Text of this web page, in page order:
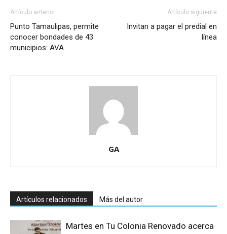
Artículo anterior
Punto Tamaulipas, permite
conocer bondades de 43
municipios: AVA
Artículo siguiente
Invitan a pagar el predial en
línea
GA
Artículos relacionados Más del autor
Martes en Tu Colonia Renovado acerca